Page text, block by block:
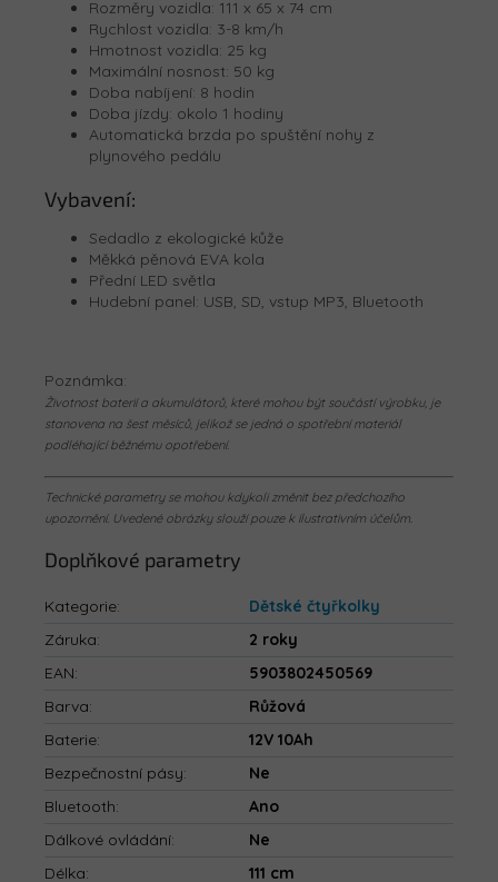
Rozměry vozidla: 111 x 65 x 74 cm
Rychlost vozidla: 3-8 km/h
Hmotnost vozidla: 25 kg
Maximální nosnost: 50 kg
Doba nabíjení: 8 hodin
Doba jízdy: okolo 1 hodiny
Automatická brzda po spuštění nohy z
plynového pedálu
Vybavení:
Sedadlo z ekologické kůže
Měkká pěnová EVA kola
Přední LED světla
Hudební panel: USB, SD, vstup MP3, Bluetooth
Poznámka:
Životnost baterií a akumulátorů, které mohou být součástí výrobku, je
stanovena na šest měsíců, jelikož se jedná o spotřební materiál
podléhající běžnému opotřebení.
Technické parametry se mohou kdykoli změnit bez předchozího
upozornění. Uvedené obrázky slouží pouze k ilustrativním účelům.
Doplňkové parametry
Kategorie:
Dětské čtyřkolky
Záruka:
2 roky
EAN:
5903802450569
Barva:
Růžová
Baterie:
12V 10Ah
Bezpečnostní pásy:
Ne
Bluetooth:
Ano
Dálkové ovládání:
Ne
Délka:
111 cm